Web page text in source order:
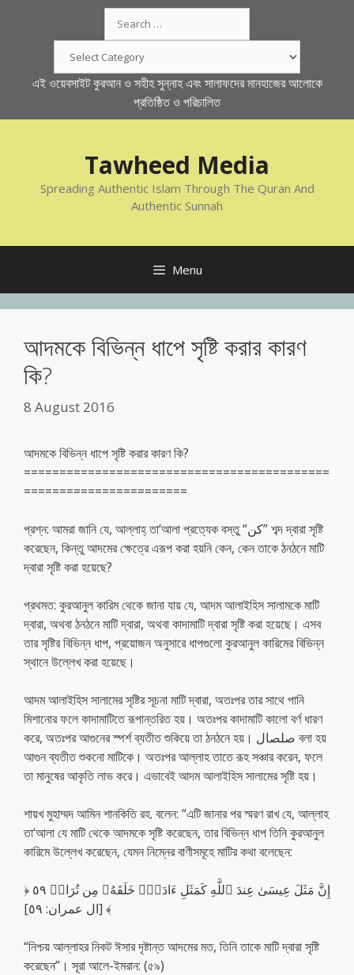
for:
এই ওয়েবসাইট কুরআন ও সহীহ সুন্নাহ এবং সালাফদের মানহাজের আলোকে
প্রতিষ্ঠিত ও পরিচালিত
Tawheed Media
Spreading Authentic Islam Through The Quran And
Authentic Sunnah
Menu
আদমকে বিভিন্ন ধাপে সৃষ্টি করার কারণ
কি?
8 August 2016
আদমকে বিভিন্ন ধাপে সৃষ্টি করার কারণ কি?
===========================================
=======================
প্রশ্ন: আমরা জানি যে, আল্লাহ্‌ তা‘আলা প্রত্যেক বস্তু “كن” শব্দ দ্বারা সৃষ্টি
করেছেন, কিন্তু আদমের ক্ষেত্রে এরূপ করা হয়নি কেন, কেন তাকে ঠনঠনে মাটি
দ্বারা সৃষ্টি করা হয়েছে?
প্রথমত: কুরআনুল কারিম থেকে জানা যায় যে, আদম আলাইহিস সালামকে মাটি
দ্বারা, অথবা ঠনঠনে মাটি দ্বারা, অথবা কাদামাটি দ্বারা সৃষ্টি করা হয়েছে। এসব
তার সৃষ্টির বিভিন্ন ধাপ, প্রয়োজন অনুসারে ধাপগুলো কুরআনুল কারিমের বিভিন্ন
স্থানে উল্লেখ করা হয়েছে।
আদম আলাইহিস সালামের সৃষ্টির সূচনা মাটি দ্বারা, অতঃপর তার সাথে পানি
মিশানোর ফলে কাদামাটিতে রূপান্তরিত হয়। অতঃপর কাদামাটি কালো বর্ণ ধারণ
করে, অতঃপর আগুনের স্পর্শ ব্যতীত শুকিয়ে তা ঠনঠনে হয়। صلصال বলা হয়
আগুন ব্যতীত শুকনো মাটিকে। অতঃপর আল্লাহ তাতে রূহ সঞ্চার করেন, ফলে
তা মানুষের আকৃতি লাভ করে। এভাবেই আদম আলাইহিস সালামের সৃষ্টি হয়।
শায়খ মুহাম্মদ আমিন শানকিতি রহ. বলেন: “এটি জানার পর স্মরণ রাখ যে, আল্লাহ
তা‘আলা যে মাটি থেকে আদমকে সৃষ্টি করেছেন, তার বিভিন্ন ধাপ তিনি কুরআনুল
কারিমে উল্লেখ করেছেন, যেমন নিম্নের বাণীসমূহে মাটির কথা বলেছেন:
﴿ إِنَّ مَثَلَ عِيسَىٰ عِندَ ٱللَّهِ كَمَثَلِ ءَادَمَۖ خَلَقَهُۥ مِن تُرَابٖ ٥٩
﴾ [ال عمران: ٥٩]
“নিশ্চয় আল্লাহর নিকট ঈসার দৃষ্টান্ত আদমের মত, তিনি তাকে মাটি দ্বারা সৃষ্টি
করেছেন”। সূরা আলে-ইমরান: (৫৯)